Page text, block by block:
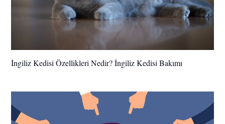
İngiliz Kedisi Özellikleri Nedir? İngiliz Kedisi Bakımı